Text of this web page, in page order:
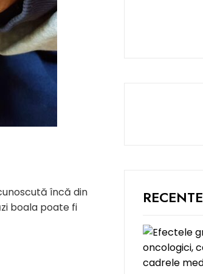
încă din
boala poate fi
RECENTE